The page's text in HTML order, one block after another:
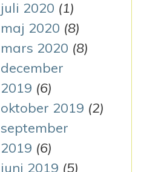
juli 2020 (1)
maj 2020 (8)
mars 2020 (8)
december
2019 (6)
oktober 2019 (2)
september
2019 (6)
juni 2019 (5)